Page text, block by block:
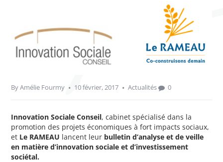
ByAmélie Fourmy 10 février, 2017 Actualités 0
Innovation Sociale Conseil, cabinet spécialisé dans la
promotion des projets économiques à fort impacts sociaux,
et Le RAMEAU lancent leur bulletin d’analyse et de veille
en matière d’innovation sociale et d’investissement
sociétal.